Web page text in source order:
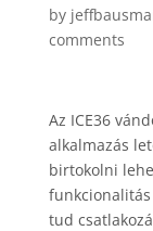
by
comments
Az ICE36
alkalmazás
birtokolni
funkcionalitás
tud